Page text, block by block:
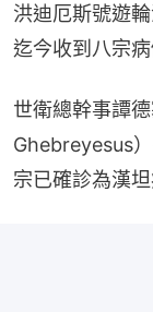
洪迪厄斯號遊
迄今收到八宗病
世衛總幹事譚
Ghebreyesus
宗已確診為漢